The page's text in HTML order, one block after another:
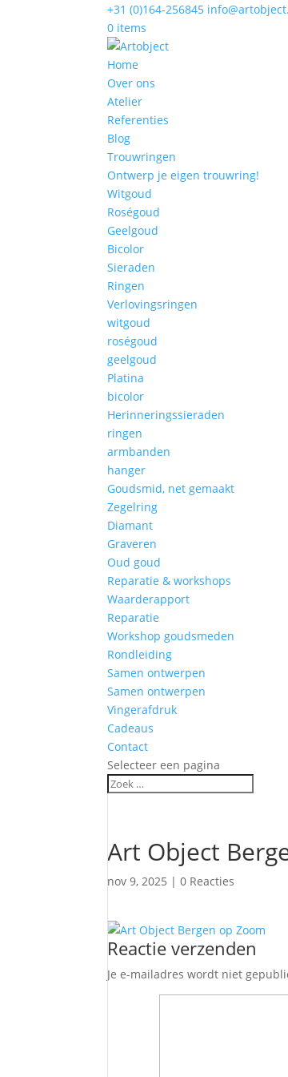
+31 (0)164-256845
0 items
Home
Over ons
Atelier
Referenties
Blog
Trouwringen
Ontwerp je eigen trouwring!
Witgoud
Roségoud
Geelgoud
Bicolor
Sieraden
Ringen
Verlovingsringen
witgoud
roségoud
geelgoud
Platina
bicolor
Herinneringssieraden
ringen
armbanden
hanger
Goudsmid, net gemaakt
Zegelring
Diamant
Graveren
Oud goud
Reparatie & workshops
Waarderapport
Reparatie
Workshop goudsmeden
Rondleiding
Samen ontwerpen
Samen ontwerpen
Vingerafdruk
Cadeaus
Contact
Selecteer een pagina
Art Object
nov 9, 2025 |0 Reacties
Reactie verzenden
Je e-mailadres wordt niet